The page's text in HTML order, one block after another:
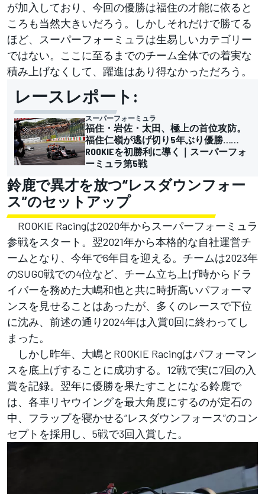
が加入しており、今回の優勝は福住の才能に依ると
ころも当然大きいだろう。しかしそれだけで勝てる
ほど、スーパーフォーミュラは生易しいカテゴリー
ではない。ここに至るまでのチーム全体での着実な
積み上げなくして、躍進はあり得なかっただろう。
レースレポート:
スーパーフォーミュラ
福住・岩佐・太田、極上の首位攻防。
福住仁嶺が逃げ切り5年ぶり優勝……
ROOKIEを初勝利に導く｜スーパーフォ
ーミュラ第5戦
鈴鹿で異才を放つ“レスダウンフォー
ス”のセットアップ
ROOKIE Racingは2020年からスーパーフォーミュラ
参戦をスタート。翌2021年から本格的な自社運営チ
ームとなり、今年で6年目を迎える。チームは2023年
のSUGO戦での4位など、チーム立ち上げ時からドラ
イバーを務めた大嶋和也と共に時折高いパフォーマ
ンスを見せることはあったが、多くのレースで下位
に沈み、前述の通り2024年は入賞0回に終わってし
まった。
しかし昨年、大嶋とROOKIE Racingはパフォーマン
スを底上げすることに成功する。12戦で実に7回の入
賞を記録。翌年に優勝を果たすことになる鈴鹿で
は、各車リヤウイングを最大角度にするのが定石の
中、フラップを寝かせる“レスダウンフォース”のコン
セプトを採用し、5戦で3回入賞した。